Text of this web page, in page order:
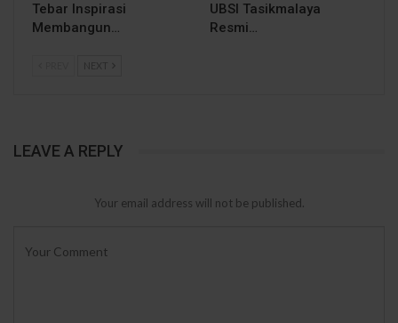
Tebar Inspirasi
Membangun…
UBSI Tasikmalaya
Resmi…
NEXT
LEAVE A REPLY
Your email address will not be published.